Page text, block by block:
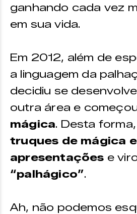
ganhando cada vez
em sua vida.
Em 2012, além de
a linguagem da
decidiu se
outra área e
mágica. Desta
truques de mágica
apresentações e
“palhágico”.
Ah, não podemos